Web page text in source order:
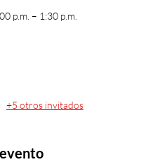
p.m. – 1:30 p.m.
+5 otros invitados